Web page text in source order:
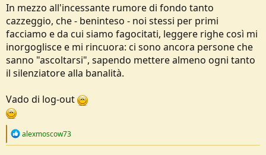
In mezzo all'incessante rumore di fondo tanto
cazzeggio, che - beninteso - noi stessi per primi
facciamo e da cui siamo fagocitati, leggere righe così mi
inorgoglisce e mi rincuora: ci sono ancora persone che
sanno "ascoltarsi", sapendo mettere almeno ogni tanto
il silenziatore alla banalità.
Vado di log-out
R
alexmoscow73